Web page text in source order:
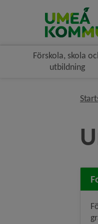
Förskola, skola
utbildning